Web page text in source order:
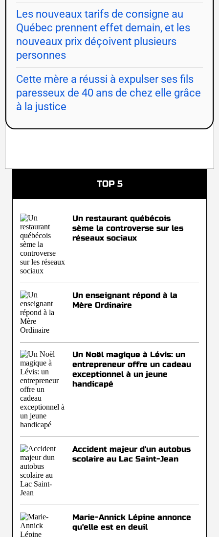
Les nouveaux tarifs de consigne au
Québec prennent effet demain, et les
nouveaux prix déçoivent plusieurs
personnes
Cette mère a réussi à expulser ses fils
paresseux de 40 ans de chez elle grâce
à la justice
TOP 5
Un restaurant québécois
sème la controverse sur les
réseaux sociaux
Un enseignant répond à la
Mère Ordinaire
Un Noël magique à Lévis: un
entrepreneur offre un cadeau
exceptionnel à un jeune
handicapé
Accident majeur d'un autobus
scolaire au Lac Saint-Jean
Marie-Annick Lépine annonce
qu'elle est en deuil